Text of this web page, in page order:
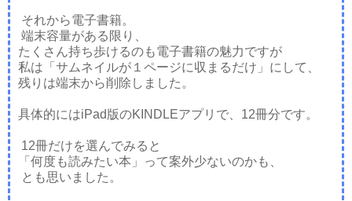
それから電子書籍。
端末容量がある限り、
たくさん持ち歩けるのも電子書籍の魅力ですが
私は「サムネイルが１ページに収まるだけ」にして、
残りは端末から削除しました。
具体的にはiPad版のKINDLEアプリで、12冊分です。
12冊だけを選んでみると
「何度も読みたい本」って案外少ないのかも、
とも思いました。